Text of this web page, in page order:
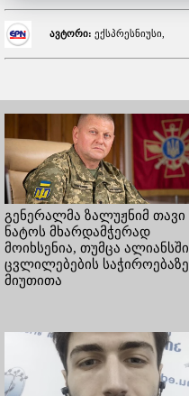
ავტორი: ექსპრესნიუსი,
გენერალმა ზალუჟნიმ თავი
ნატოს მხარდამჭერად
მოიხსენია, თუმცა ალიანსში
ცვლილებების საჭიროებაზე
მიუთითა